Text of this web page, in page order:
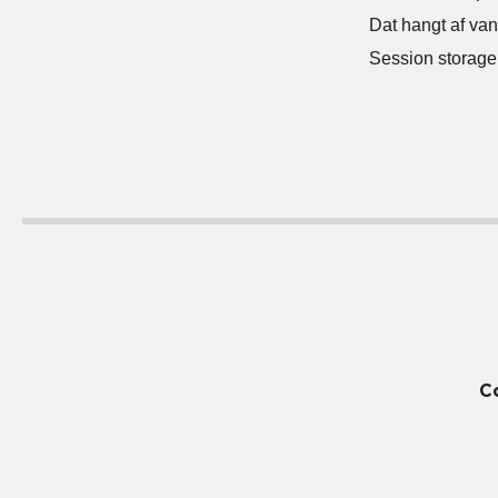
Dat hangt af
Session